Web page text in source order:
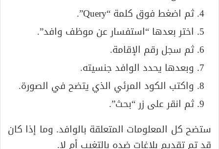
ثم اضغط فوق كلمة “Query”.
اختر بعدها “استفسار عن موظف وافد”.
ثم سجل رقم الإقامة.
وبعدها يحدد الوافد جنسيته.
واكتب الكود المرئي الذي يتضح في الصورة.
ثم انقر على زر “بحث”.
ستضح كل المعلومات المتعلقة بالوافد. وما إذا كان
قد تم تقديم بلاغات ضده بالتغيب أم لا.